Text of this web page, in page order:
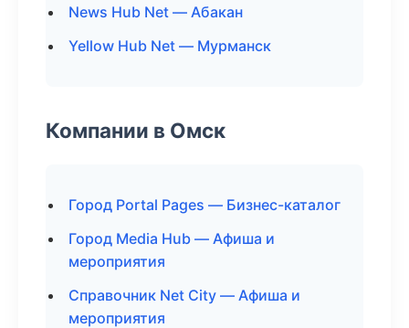
News Hub Net — Абакан
Yellow Hub Net — Мурманск
Компании в Омск
Город Portal Pages — Бизнес-каталог
Город Media Hub — Афиша и
мероприятия
Справочник Net City — Афиша и
мероприятия